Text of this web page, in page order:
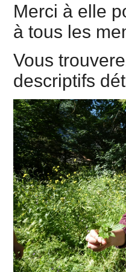
Merci à elle
à tous les
Vous
descriptifs